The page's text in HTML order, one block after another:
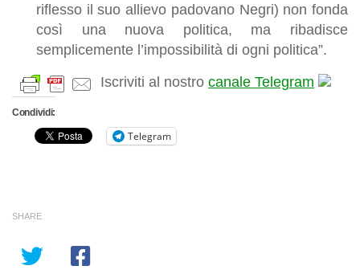
riflesso il suo allievo padovano Negri) non fonda
così una nuova politica, ma ribadisce
semplicemente l’impossibilità di ogni politica”.
Iscriviti al nostro canale Telegram
Condividi:
Telegram
SHARE